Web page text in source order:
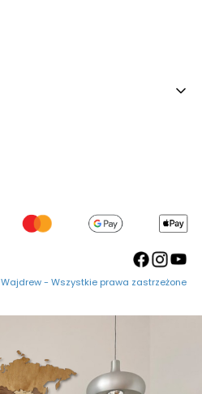
Wajdrew - Wszystkie prawa zastrzeżone